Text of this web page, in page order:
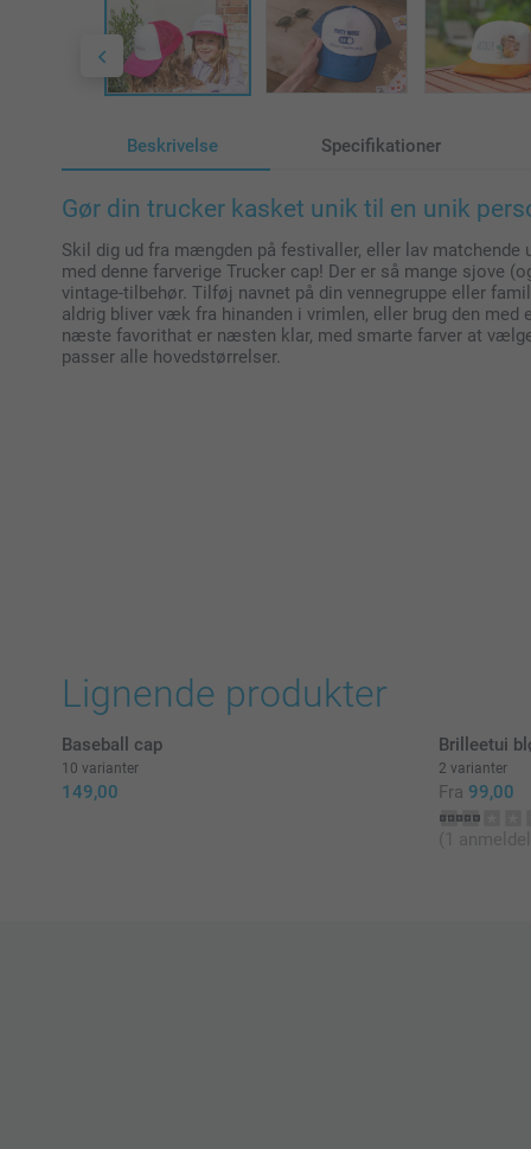
Beskrivelse Specifikationer
Gør din trucker kasket unik til en unik
Skil dig ud fra mængden på festivaller, eller lav matchende
med denne farverige Trucker cap! Der er så mange sjove
vintage-tilbehør. Tilføj navnet på din vennegruppe eller
aldrig bliver væk fra hinanden i vrimlen, eller brug den
næste favorithat er næsten klar, med smarte farver at
passer alle hovedstørrelser.
Lignende produkter
Baseball cap
10 varianter
149,00
Brilleetui
2 varianter
Fra 99,00
(1